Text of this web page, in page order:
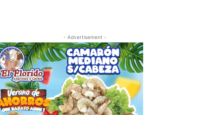
- Advertisement -